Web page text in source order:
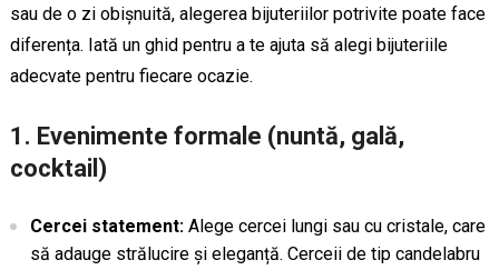
sau de o zi obișnuită, alegerea bijuteriilor potrivite poate face
diferența. Iată un ghid pentru a te ajuta să alegi bijuteriile
adecvate pentru fiecare ocazie.
1. Evenimente formale (nuntă, gală,
cocktail)
Cercei statement:Alege cercei lungi sau cu cristale, care
să adauge strălucire și eleganță. Cerceii de tip candelabru